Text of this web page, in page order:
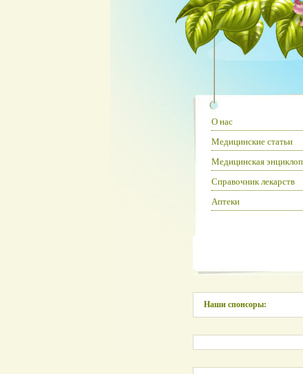
О нас
Медицинские статьи
Медицинская
Справочник лекарств
Аптеки
Наши спонсоры: